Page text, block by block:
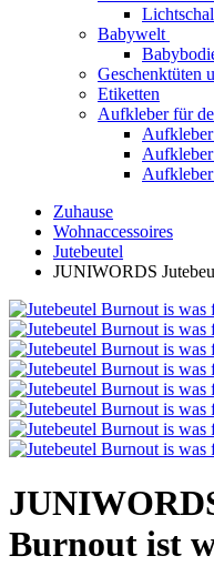
Babywelt
Geschenktüten
Etiketten
Aufkleber für
Zuhause
Wohnaccessoires
Jutebeutel
JUNIWORDS
Burnout ist